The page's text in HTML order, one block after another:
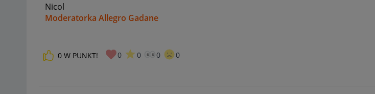
Nicol
Moderatorka Allegro Gadane
0 W PUNKT! 0 0 0 0